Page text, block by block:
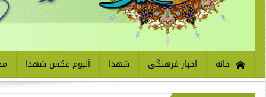
خانه اخبار فرهنگی شهدا آلبوم عکس شهدا